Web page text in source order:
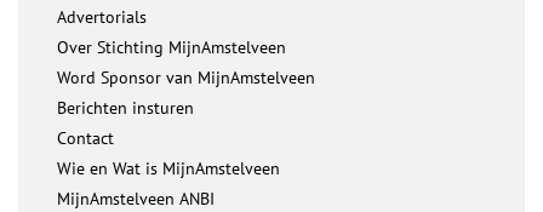
Advertorials
Over Stichting MijnAmstelveen
Word Sponsor van MijnAmstelveen
Berichten insturen
Contact
Wie en Wat is MijnAmstelveen
MijnAmstelveen ANBI